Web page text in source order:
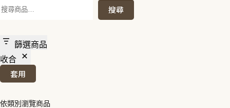
搜
尋
搜尋
篩選商品
收合
套用
依類別瀏覽商品